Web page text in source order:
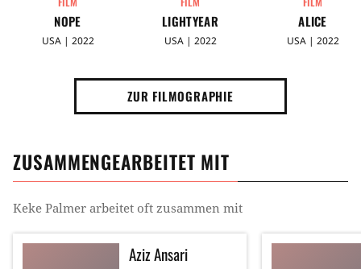
NOPE
USA | 2022
LIGHTYEAR
USA | 2022
ALICE
USA | 2022
ZUR FILMOGRAPHIE
ZUSAMMENGEARBEITET MIT
Keke Palmer arbeitet oft zusammen mit
Aziz Ansari